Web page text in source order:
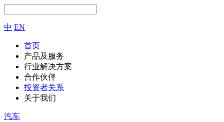
中 EN
首页
产品及服务
行业解决方案
合作伙伴
投资者关系
关于我们
汽车